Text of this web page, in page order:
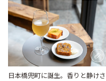
日本橋兜町に誕生。香りと静けさ